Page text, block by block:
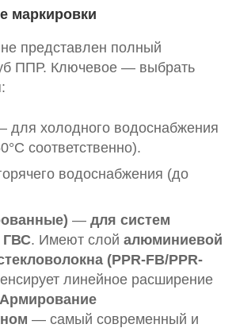
маркировки
представлен полный
ППР. Ключевое — выбрать
для холодного водоснабжения
соответственно).
водоснабжения (до
— для систем
ГВС. Имеют слой алюминиевой
(PPR-FB/PPR-
линейное расширение
Армирование
— самый современный и